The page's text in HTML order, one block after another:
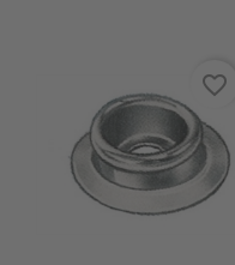
favorite_border